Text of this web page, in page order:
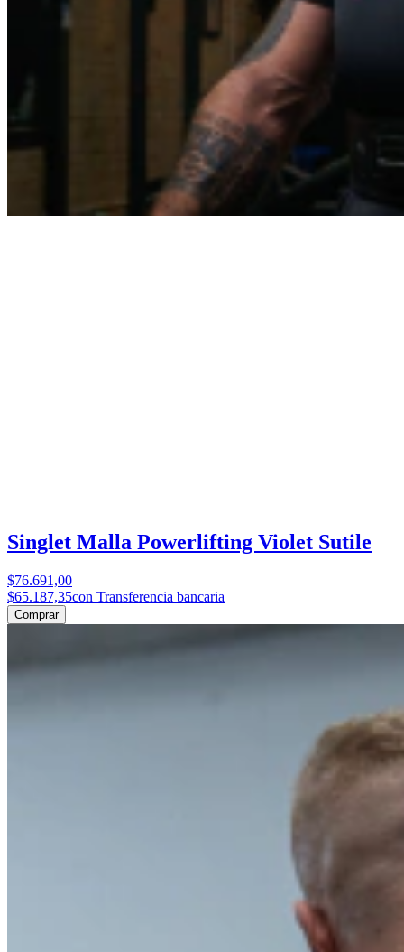
Singlet Malla Powerlifting Violet Sutile
$76.691,00
$65.187,35con Transferencia bancaria
Comprar